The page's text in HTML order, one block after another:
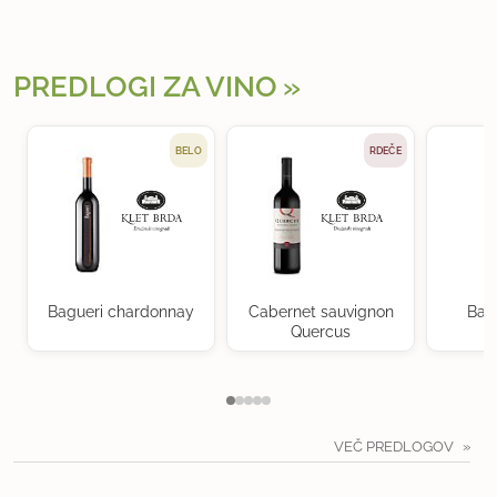
PREDLOGI ZA VINO
BELO
Bagueri chardonnay
RDEČE
Cabernet sauvignon
Quercus
VEČ PREDLOGOV